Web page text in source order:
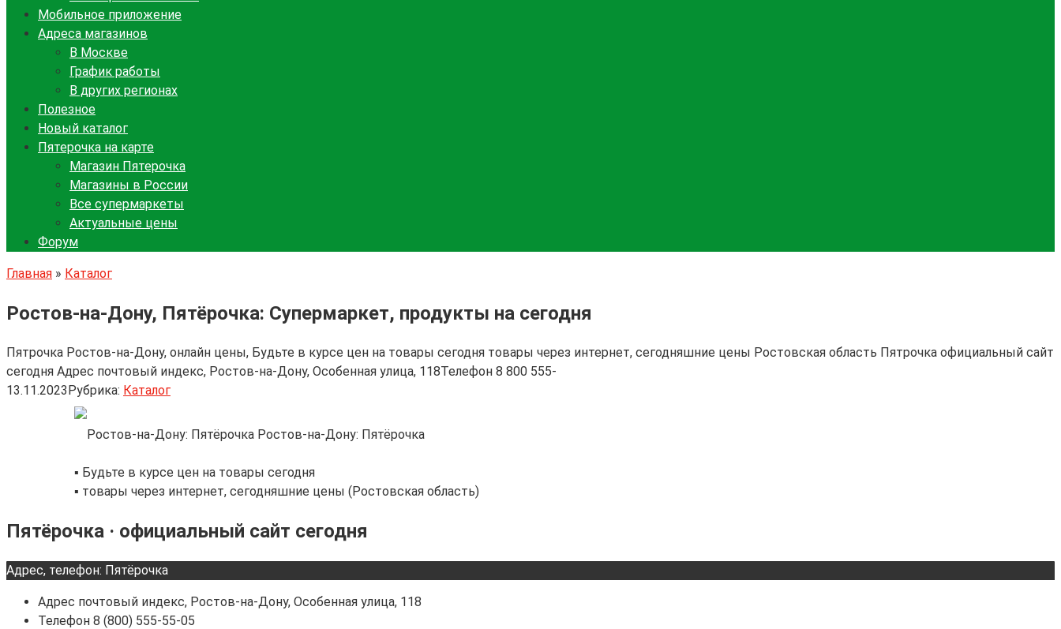
Мобильное приложение
Адреса магазинов
В Москве
График работы
В других регионах
Полезное
Новый каталог
Пятерочка на карте
Магазин Пятерочка
Магазины в России
Все супермаркеты
Актуальные цены
Форум
Главная » Каталог
Ростов-на-Дону, Пятёрочка: Супермаркет, продукты на сегодня
Пятрочка Ростов-на-Дону, онлайн цены, Будьте в курсе цен на товары сегодня товары через интернет, сегодняшние цены Ростовская область Пятрочка официальный сайт
сегодня Адрес почтовый индекс, Ростов-на-Дону, Особенная улица, 118Телефон 8 800 555-
13.11.2023Рубрика: Каталог
Ростов-на-Дону: Пятёрочка
▪️ Будьте в курсе цен на товары сегодня
▪️ товары через интернет, сегодняшние цены (Ростовская область)
Пятёрочка · официальный сайт сегодня
Адрес, телефон: Пятёрочка
Адрес почтовый индекс, Ростов-на-Дону, Особенная улица, 118
Телефон 8 (800) 555-55-05